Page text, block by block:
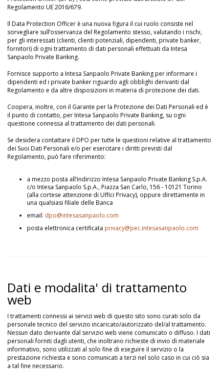
Regolamento UE 2016/679.
Il Data Protection Officer è una nuova figura il cui ruolo consiste nel
sorvegliare sull’osservanza del Regolamento stesso, valutando i rischi,
per gli interessati (clienti, clienti potenziali, dipendenti, private banker,
fornitori) di ogni trattamento di dati personali effettuati da Intesa
Sanpaolo Private Banking.
Fornisce supporto a Intesa Sanpaolo Private Banking per informare i
dipendenti ed i private banker riguardo agli obblighi derivanti dal
Regolamento e da altre disposizioni in materia di protezione dei dati.
Coopera, inoltre, con il Garante per la Protezione dei Dati Personali ed è
il punto di contatto, per Intesa Sanpaolo Private Banking, su ogni
questione connessa al trattamento dei dati personali.
Se desidera contattare il DPO per tutte le questioni relative al trattamento
dei Suoi Dati Personali e/o per esercitare i diritti previsti dal
Regolamento, può fare riferimento:
a mezzo posta all’indirizzo Intesa Sanpaolo Private Banking S.p.A.
c/o Intesa Sanpaolo S.p.A., Piazza San Carlo, 156 - 10121 Torino
(alla cortese attenzione di Uffici Privacy), oppure direttamente in
una qualsiasi filiale delle Banca
email: dpo@intesasanpaolo.com
posta elettronica certificata privacy@pec.intesasanpaolo.com
Dati e modalita' di trattamento
web
I trattamenti connessi ai servizi web di questo sito sono curati solo da
personale tecnico del servizio incaricato/autorizzato del/al trattamento.
Nessun dato derivante dal servizio web viene comunicato o diffuso. I dati
personali forniti dagli utenti, che inoltrano richieste di invio di materiale
informativo, sono utilizzati al solo fine di eseguire il servizio o la
prestazione richiesta e sono comunicati a terzi nel solo caso in cui ciò sia
a tal fine necessario.